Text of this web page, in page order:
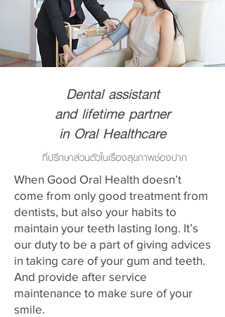
Dental assistant
and lifetime partner
in Oral Healthcare
ที่ปรึกษาส่วนตัวในเรื่องสุขภาพช่องปาก
When Good Oral Health doesn’t
come from only good treatment from
dentists, but also your habits to
maintain your teeth lasting long. It’s
our duty to be a part of giving advices
in taking care of your gum and teeth.
And provide after service
maintenance to make sure of your
smile.